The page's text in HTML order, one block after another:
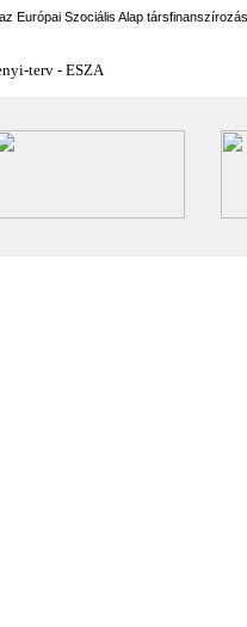
Európai Szociális Alap